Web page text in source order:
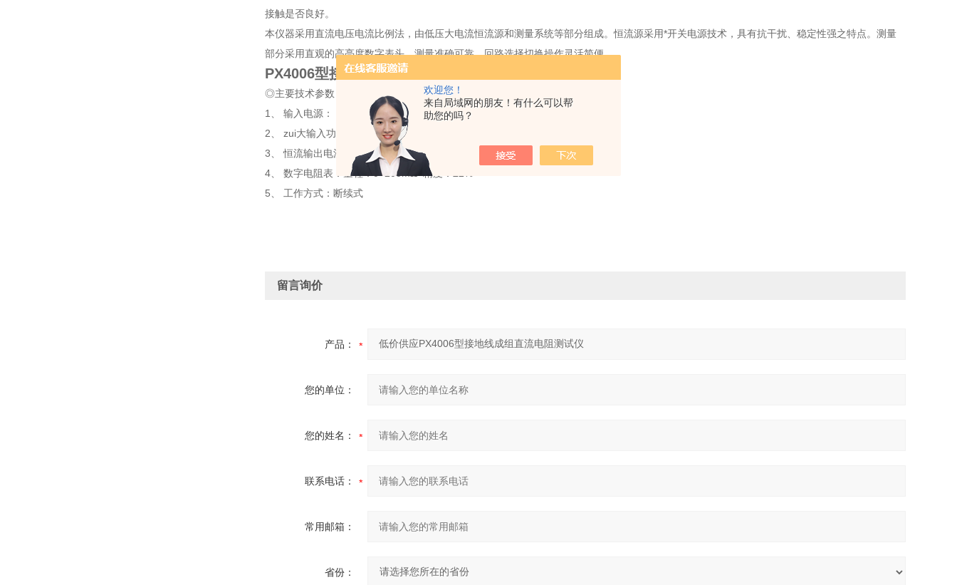
欢迎您！
来自局域网的朋友！有什么可以帮
助您的吗？
接触是否良好。
本仪器采用直流电压电流比例法，由低压大电流恒流源和测量系统等部分组成。恒流源采用*开关电源技术，具有抗干扰、稳定性强之特点。测量
部分采用直观的高亮度数字表头，测量准确可靠，回路选择切换操作灵活简便。
PX4006型接地线成组直流电阻测试仪
◎主要技术参数
1、 输入电源： ～220V±10%，50Hz
2、 zui大输入功率：200W
3、 恒流输出电流：30A（可微调）
4、 数字电阻表：量程：0~200mΩ 精度：±2%
5、 工作方式：断续式
留言询价
产品：
您的单位：
您的姓名：
联系电话：
常用邮箱：
省份：